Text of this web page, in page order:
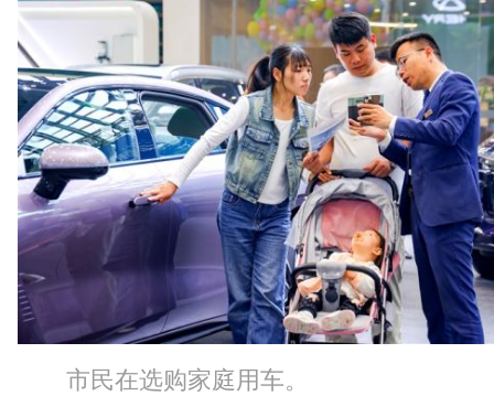
市民在选购家庭用车。